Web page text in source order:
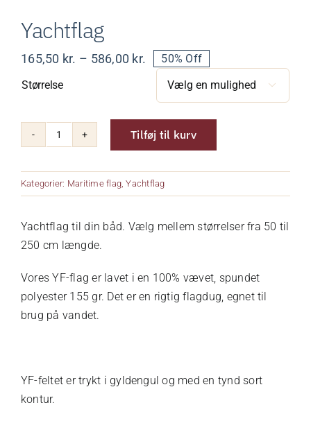
Om os
Kontakt
Yachtflag
165,50 kr. – 586,00 kr. Prisinterval:
165,50 kr.
586,00 kr.
50% Off
Størrelse

Yachtflag
Tilføj til kurv
Kategorier: Maritime flag,Yachtflag
Yachtflag til din båd. Vælg mellem størrelser fra 50 til
250 cm længde.
Vores YF-flag er lavet i en 100% vævet, spundet
polyester 155 gr. Det er en rigtig flagdug, egnet til
brug på vandet.
YF-feltet er trykt i gyldengul og med en tynd sort
kontur.